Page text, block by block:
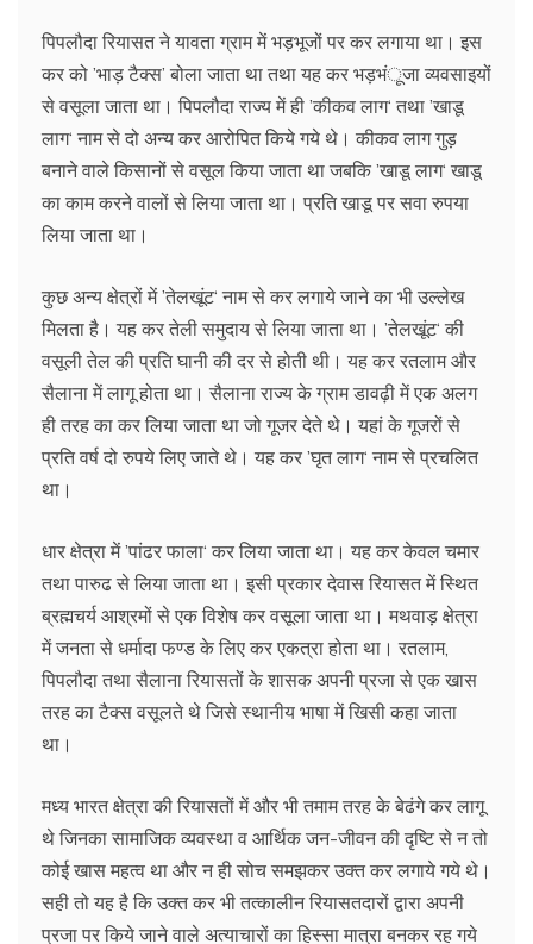
पिपलौदा रियासत ने यावता ग्राम में भड़भूजों पर कर लगाया था। इस
कर को ’भाड़ टैक्स’ बोला जाता था तथा यह कर भड़भंूजा व्यवसाइयों
से वसूला जाता था। पिपलौदा राज्य में ही ’कीकव लाग‘ तथा ’खाडू
लाग‘ नाम से दो अन्य कर आरोपित किये गये थे। कीकव लाग गुड़
बनाने वाले किसानों से वसूल किया जाता था जबकि ’खाडू लाग‘ खाडू
का काम करने वालों से लिया जाता था। प्रति खाडू पर सवा रुपया
लिया जाता था।
कुछ अन्य क्षेत्रों में ’तेलखूंट‘ नाम से कर लगाये जाने का भी उल्लेख
मिलता है। यह कर तेली समुदाय से लिया जाता था। ’तेलखूंट‘ की
वसूली तेल की प्रति घानी की दर से होती थी। यह कर रतलाम और
सैलाना में लागू होता था। सैलाना राज्य के ग्राम डावढ़ी में एक अलग
ही तरह का कर लिया जाता था जो गूजर देते थे। यहां के गूजरों से
प्रति वर्ष दो रुपये लिए जाते थे। यह कर ’घृत लाग‘ नाम से प्रचलित
था।
धार क्षेत्रा में ’पांढर फाला‘ कर लिया जाता था। यह कर केवल चमार
तथा पारुढ से लिया जाता था। इसी प्रकार देवास रियासत में स्थित
ब्रह्मचर्य आश्रमों से एक विशेष कर वसूला जाता था। मथवाड़ क्षेत्रा
में जनता से धर्मादा फण्ड के लिए कर एकत्रा होता था। रतलाम,
पिपलौदा तथा सैलाना रियासतों के शासक अपनी प्रजा से एक खास
तरह का टैक्स वसूलते थे जिसे स्थानीय भाषा में खिसी कहा जाता
था।
मध्य भारत क्षेत्रा की रियासतों में और भी तमाम तरह के बेढंगे कर लागू
थे जिनका सामाजिक व्यवस्था व आर्थिक जन-जीवन की दृष्टि से न तो
कोई खास महत्व था और न ही सोच समझकर उक्त कर लगाये गये थे।
सही तो यह है कि उक्त कर भी तत्कालीन रियासतदारों द्वारा अपनी
प्रजा पर किये जाने वाले अत्याचारों का हिस्सा मात्रा बनकर रह गये